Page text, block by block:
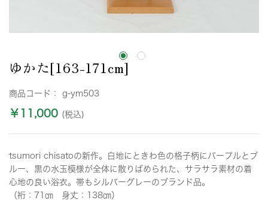
ゆかた[163-171cm]
商品コード： g-ym503
￥11,000 (税込)
tsumori chisatoの新作。白地にときわ色の格子柄にパープルとブ
ルー、黒の水玉模様が全体に散りばめられた、サラサラ素材の着
心地の良い浴衣。帯もシルバーグレーのブランド品。
（裄：71㎝ 身丈：138㎝）